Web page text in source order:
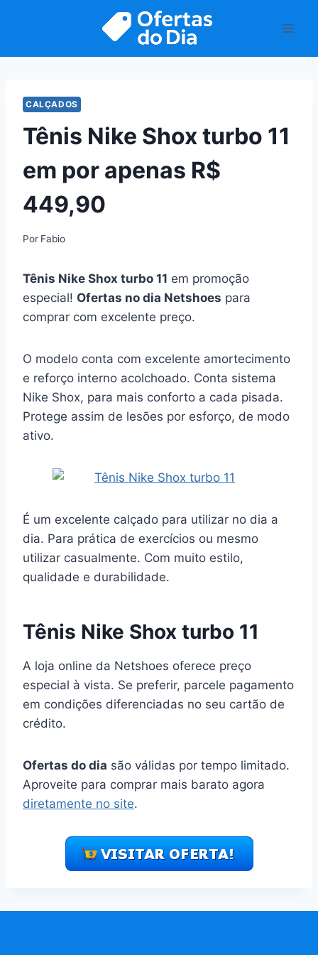
CALÇADOS
Tênis Nike Shox turbo 11
em por apenas R$
449,90
Por Fabio
Tênis Nike Shox turbo 11 em promoção
especial! Ofertas no dia Netshoes para
comprar com excelente preço.
O modelo conta com excelente amortecimento
e reforço interno acolchoado. Conta sistema
Nike Shox, para mais conforto a cada pisada.
Protege assim de lesões por esforço, de modo
ativo.
É um excelente calçado para utilizar no dia a
dia. Para prática de exercícios ou mesmo
utilizar casualmente. Com muito estilo,
qualidade e durabilidade.
Tênis Nike Shox turbo 11
A loja online da Netshoes oferece preço
especial à vista. Se preferir, parcele pagamento
em condições diferenciadas no seu cartão de
crédito.
Ofertas do dia são válidas por tempo limitado.
Aproveite para comprar mais barato agora
diretamente no site.